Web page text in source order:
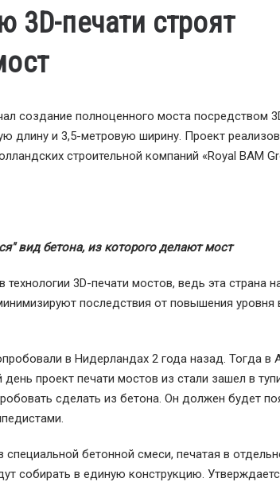
печати строят
создание полноценного моста посредством
длину и 3,5-метровую ширину. Проект
строительной компаний «Royal BAM
вид бетона, из которого делают мост
3D-печати мостов, ведь эта страна
последствия от повышения
в Нидерландах 2 года назад. Тогда в
проект печати мостов из стали зашел в
сделать из бетона. Он должен будет
бетонной смеси, печатая в
собирать в единую конструкцию.